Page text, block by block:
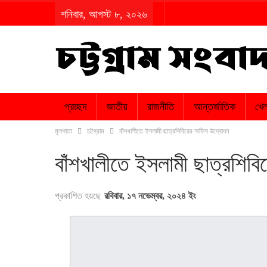
শনিবার, আগস্ট ৮, ২০২৬
প্রচ্ছদ জাতীয় রাজনীতি আন্তর্জাতিক
মূলপাতা চট্টগ্রাম বাঁশখালীতে ইসলামী ছাত্রশিবিরের অফিস উদ্বোধন
বাঁশখালীতে ইসলামী
প্রকাশিত হয়ছে রবিবার, ১৭ নভেম্বর, ২০২৪ ইং